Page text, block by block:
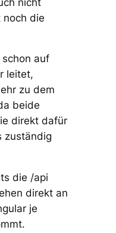
noch die
schon auf
leitet,
zu dem
beide
direkt dafür
zuständig
die /api
direkt an
je